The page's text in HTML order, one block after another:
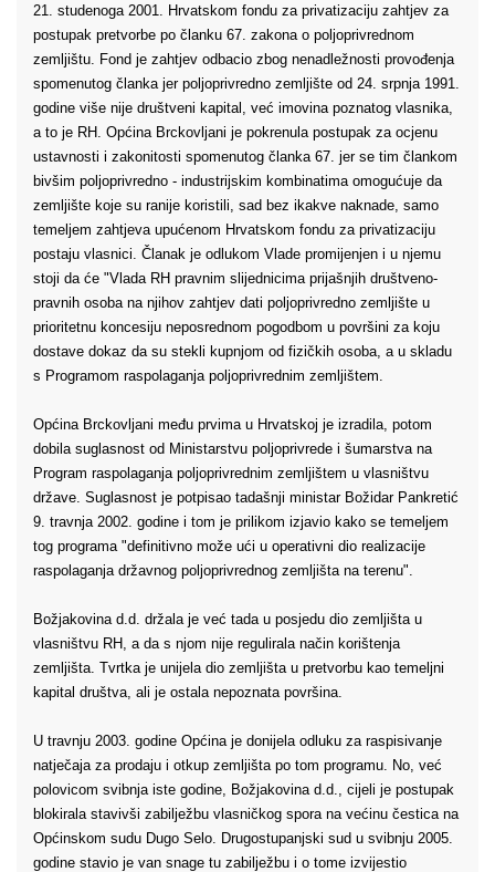
21. studenoga 2001. Hrvatskom fondu za privatizaciju zahtjev za
postupak pretvorbe po članku 67. zakona o poljoprivrednom
zemljištu. Fond je zahtjev odbacio zbog nenadležnosti provođenja
spomenutog članka jer poljoprivredno zemljište od 24. srpnja 1991.
godine više nije društveni kapital, već imovina poznatog vlasnika,
a to je RH. Općina Brckovljani je pokrenula postupak za ocjenu
ustavnosti i zakonitosti spomenutog članka 67. jer se tim člankom
bivšim poljoprivredno - industrijskim kombinatima omogućuje da
zemljište koje su ranije koristili, sad bez ikakve naknade, samo
temeljem zahtjeva upućenom Hrvatskom fondu za privatizaciju
postaju vlasnici. Članak je odlukom Vlade promijenjen i u njemu
stoji da će "Vlada RH pravnim slijednicima prijašnjih društveno-
pravnih osoba na njihov zahtjev dati poljoprivredno zemljište u
prioritetnu koncesiju neposrednom pogodbom u površini za koju
dostave dokaz da su stekli kupnjom od fizičkih osoba, a u skladu
s Programom raspolaganja poljoprivrednim zemljištem.
Općina Brckovljani među prvima u Hrvatskoj je izradila, potom
dobila suglasnost od Ministarstvu poljoprivrede i šumarstva na
Program raspolaganja poljoprivrednim zemljištem u vlasništvu
države. Suglasnost je potpisao tadašnji ministar Božidar Pankretić
9. travnja 2002. godine i tom je prilikom izjavio kako se temeljem
tog programa "definitivno može ući u operativni dio realizacije
raspolaganja državnog poljoprivrednog zemljišta na terenu".
Božjakovina d.d. držala je već tada u posjedu dio zemljišta u
vlasništvu RH, a da s njom nije regulirala način korištenja
zemljišta. Tvrtka je unijela dio zemljišta u pretvorbu kao temeljni
kapital društva, ali je ostala nepoznata površina.
U travnju 2003. godine Općina je donijela odluku za raspisivanje
natječaja za prodaju i otkup zemljišta po tom programu. No, već
polovicom svibnja iste godine, Božjakovina d.d., cijeli je postupak
blokirala stavivši zabilježbu vlasničkog spora na većinu čestica na
Općinskom sudu Dugo Selo. Drugostupanjski sud u svibnju 2005.
godine stavio je van snage tu zabilježbu i o tome izvijestio